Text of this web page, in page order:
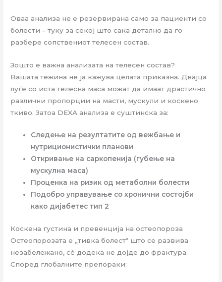
Оваа анализа не е резервирана само за пациенти со
болести – туку за секој што сака детално да го
разбере сопствениот телесен состав.
Зошто е важна анализата на телесен состав?
Вашата тежина не ја кажува целата приказна. Двајца
луѓе со иста телесна маса можат да имаат драстично
различни пропорции на масти, мускули и коскено
ткиво. Затоа DEXA анализа е суштинска за:
Следење на резултатите од вежбање и
нутриционистички планови
Откривање на саркопенија (губење на
мускулна маса)
Проценка на ризик од метаболни болести
Подобро управување со хронични состојби
како дијабетес тип 2
Коскена густина и превенција на остеопороза
Остеопорозата е „тивка болест“ што се развива
незабележано, сѐ додека не дојде до фрактура.
Според глобалните препораки: